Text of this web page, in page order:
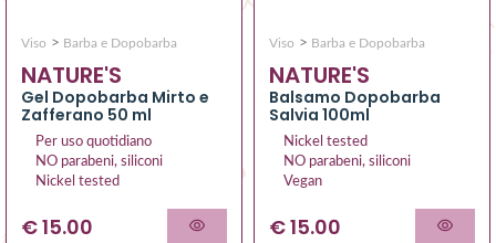
Viso > Barba e Dopobarba
NATURE'S
Gel Dopobarba Mirto e
Zafferano 50 ml
Per uso quotidiano
NO parabeni, siliconi
Nickel tested
€ 15.00
Viso > Barba e Dopobarba
NATURE'S
Balsamo Dopobarba
Salvia 100ml
Nickel tested
NO parabeni, siliconi
Vegan
€ 15.00